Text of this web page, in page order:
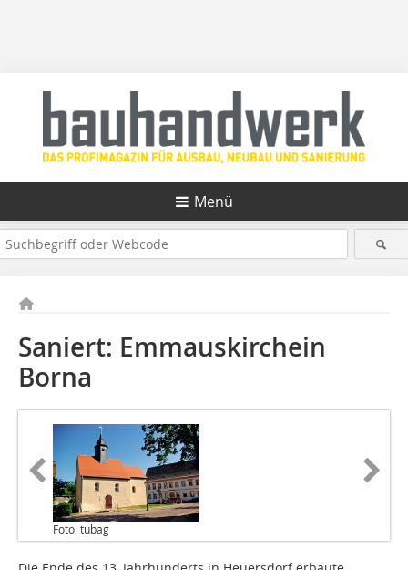
Menü
Saniert: Emmauskirchein
Borna
Foto: tubag